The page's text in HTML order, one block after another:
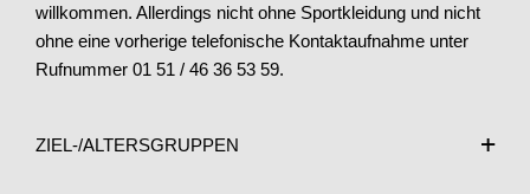
willkommen. Allerdings nicht ohne Sportkleidung und nicht
ohne eine vorherige telefonische Kontaktaufnahme unter
Rufnummer 01 51 / 46 36 53 59.
ZIEL-/ALTERSGRUPPEN